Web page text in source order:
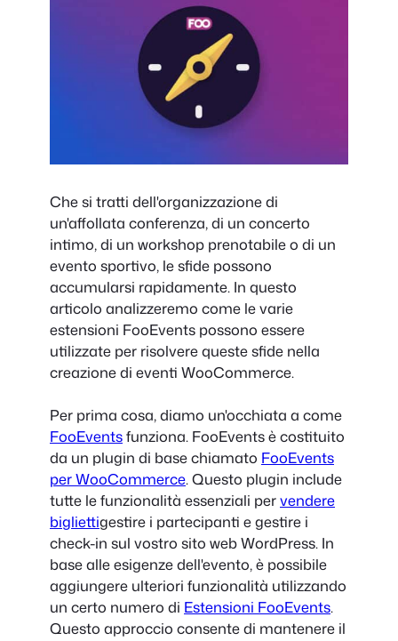
Che si tratti dell'organizzazione di
un'affollata conferenza, di un concerto
intimo, di un workshop prenotabile o di un
evento sportivo, le sfide possono
accumularsi rapidamente. In questo
articolo analizzeremo come le varie
estensioni FooEvents possono essere
utilizzate per risolvere queste sfide nella
creazione di eventi WooCommerce.
Per prima cosa, diamo un'occhiata a come
FooEventsfunziona. FooEvents è costituito
da un plugin di base chiamato FooEvents
per WooCommerce. Questo plugin include
tutte le funzionalità essenziali pervendere
bigliettigestire i partecipanti e gestire i
check-in sul vostro sito web WordPress. In
base alle esigenze dell'evento, è possibile
aggiungere ulteriori funzionalità utilizzando
un certo numero di Estensioni FooEvents.
Questo approccio consente di mantenere il